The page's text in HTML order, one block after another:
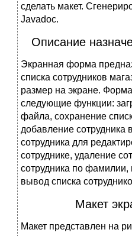
сделать макет.
Javadoc.
Описание
Экранная форма
списка сотрудников
размер на экране.
следующие функции:
файла, сохранение
добавление сотрудника
сотрудника для
сотруднике, удаление
сотрудника по
вывод списка
Макет
Макет представлен на